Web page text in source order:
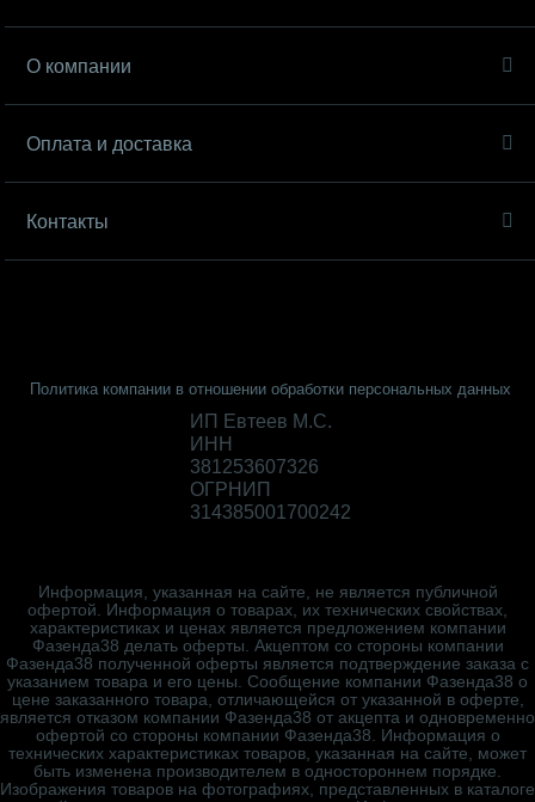
О компании
Оплата и доставка
Контакты
Политика компании в отношении обработки персональных данных
ИП Евтеев М.С.
ИНН
381253607326
ОГРНИП
314385001700242
Информация, указанная на сайте, не является публичной
офертой. Информация о товарах, их технических свойствах,
характеристиках и ценах является предложением компании
Фазенда38 делать оферты. Акцептом со стороны компании
Фазенда38 полученной оферты является подтверждение заказа с
указанием товара и его цены. Сообщение компании Фазенда38 о
цене заказанного товара, отличающейся от указанной в оферте,
является отказом компании Фазенда38 от акцепта и одновременно
офертой со стороны компании Фазенда38. Информация о
технических характеристиках товаров, указанная на сайте, может
быть изменена производителем в одностороннем порядке.
Изображения товаров на фотографиях, представленных в каталоге